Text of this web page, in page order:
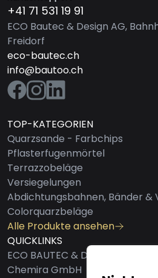
+41 71 531 19 91
ECO Bautec & Design AG,
Freidorf
eco-bautec.ch
info@bautoo.ch
TOP-KATEGORIEN
Quarzsande - Farbchips
Pflasterfugenmörtel
Terrazzobeläge
Versiegelungen
Abdichtungsbahnen, Bänder &
Colorquarzbeläge
Alle Produkte ansehen
QUICKLINKS
ECO BAUTEC & DESIGN AG
Chemira GmbH